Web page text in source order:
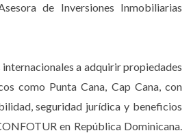
de alojamiento, lo que a
para desarrolladores e
de proyectos residenciales y
cercanas a destinos turísticos
un aumento significativo en los
lo que representa una
de Inversiones Inmobiliarias
a adquirir propiedades
como Punta Cana, Cap Cana, con
seguridad jurídica y beneficios
en República Dominicana.